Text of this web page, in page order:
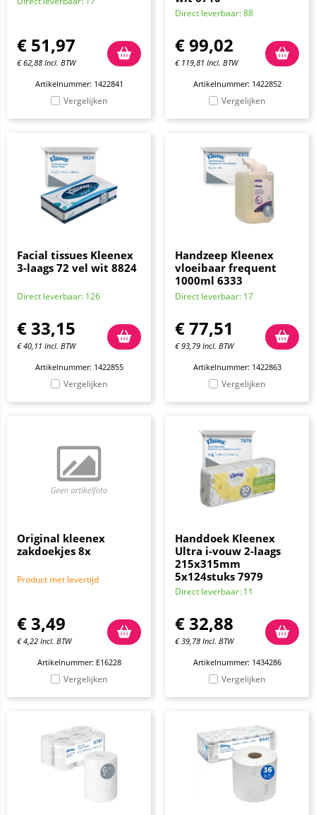
€ 51,97
€62,88 Incl. BTW
Artikelnummer: 1422841
Vergelijken
Direct leverbaar: 88
€99,02
€ 119,81 Incl. BTW
Artikelnummer: 1422852
Vergelijken
Facial tissues Kleenex
3-laags 72 vel wit 8824
Direct leverbaar: 126
€ 33,15
€40,11 Incl. BTW
Artikelnummer: 1422855
Vergelijken
Handzeep Kleenex
vloeibaar frequent
1000ml 6333
Direct leverbaar: 17
€77,51
€93,79 Incl. BTW
Artikelnummer: 1422863
Vergelijken
Original kleenex
zakdoekjes 8x
Product met levertijd
€ 3,49
€4,22 Incl. BTW
Artikelnummer: E16228
Vergelijken
Handdoek Kleenex
Ultra i-vouw 2-laags
215x315mm
5x124stuks 7979
Direct leverbaar: 11
€ 32,88
€39,78 Incl. BTW
Artikelnummer: 1434286
Vergelijken